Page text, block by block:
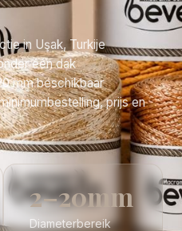
in Uşak, Turkije
één dak
mm beschikbaar
prijs en
2–20mm
Diameterbereik